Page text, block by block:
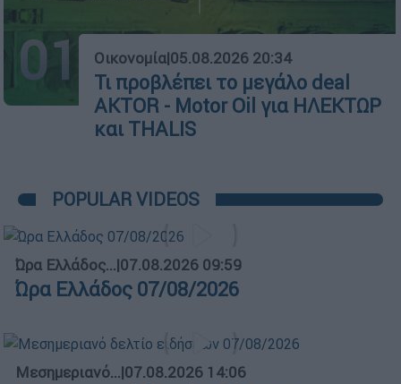
01 Οικονομία|05.08.2026 20:34
Τι προβλέπει το μεγάλο deal
AKTOR - Motor Oil για ΗΛΕΚΤΩΡ
και THALIS
POPULAR VIDEOS
Ώρα Ελλάδος...|07.08.2026 09:59
Ώρα Ελλάδος 07/08/2026
Μεσημεριανό...|07.08.2026 14:06